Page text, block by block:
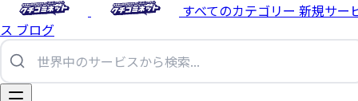
すべてのカテゴリー 新規サー
ス ブログ